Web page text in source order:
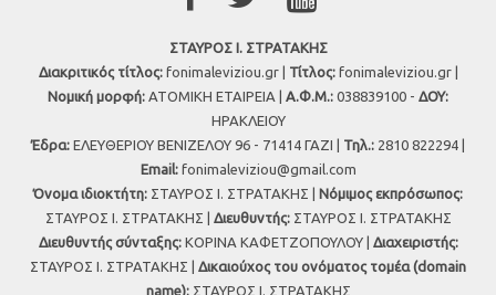
ΣΤΑΥΡΟΣ Ι. ΣΤΡΑΤΑΚΗΣ
Διακριτικός τίτλος:fonimaleviziou.gr | Τίτλος:fonimaleviziou.gr |
Νομική μορφή: ΑΤΟΜΙΚΗ ΕΤΑΙΡΕΙΑ | Α.Φ.Μ.: 038839100 - ΔΟΥ:
ΗΡΑΚΛΕΙΟΥ
Έδρα: ΕΛΕΥΘΕΡΙΟΥ ΒΕΝΙΖΕΛΟΥ 96 - 71414 ΓΑΖΙ | Τηλ.: 2810 822294 |
Εmail: fonimaleviziou@gmail.com
Όνομα ιδιοκτήτη: ΣΤΑΥΡΟΣ Ι. ΣΤΡΑΤΑΚΗΣ | Νόμιμος εκπρόσωπος:
ΣΤΑΥΡΟΣ Ι. ΣΤΡΑΤΑΚΗΣ | Διευθυντής:ΣΤΑΥΡΟΣ Ι. ΣΤΡΑΤΑΚΗΣ
Διευθυντής σύνταξης:ΚΟΡΙΝΑ ΚΑΦΕΤΖΟΠΟΥΛΟΥ | Διαχειριστής:
ΣΤΑΥΡΟΣ Ι. ΣΤΡΑΤΑΚΗΣ | Δικαιούχος του ονόματος τομέα (domain
name):ΣΤΑΥΡΟΣ Ι. ΣΤΡΑΤΑΚΗΣ